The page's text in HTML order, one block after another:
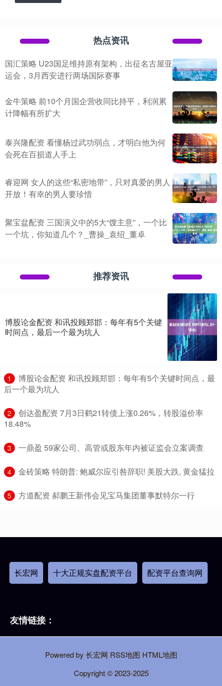
热点资讯
国汇策略 U23国足维持原有架构，出征名古屋亚
运会，3月西安进行两场国际赛事
金牛策略 前10个月国企营收同比持平，利润累
计降幅有所扩大
泰兴隆配资 看懂杨过武功弱点，才明白他为何
会死在百损道人手上
睿迎网 女人的这些“私密地带”，只对真爱的男人
开放！有幸的男人要珍惜
聚宝盆配资 三国演义中的5大“馊主意”，一个比
一个坑，你知道几个？_曹操_袁绍_董卓
推荐资讯
博股论金配资 和讯投顾郑邯：每年有5个关键
时间点，最后一个最为坑人
1
​博股论金配资 和讯投顾郑邯：每年有5个关键时间点，最
后一个最为坑人
2
​创达盈配资 7月3日鹤21转债上涨0.26%，转股溢价率
18.48%
3 ​一鼎盈 59家公司、高管或股东年内被证监会立案调查
4 ​金砖策略 特朗普: 鲍威尔应引咎辞职! 美股大跌, 黄金猛拉
5 ​方道配资 郝鹏王新伟会见宝马集团董事默特尔一行
长宏网 十大正规实盘配资平台 配资平台查询网
友情链接：
Powered by 长宏网 RSS地图 HTML地图
Copyright© 2023-2025